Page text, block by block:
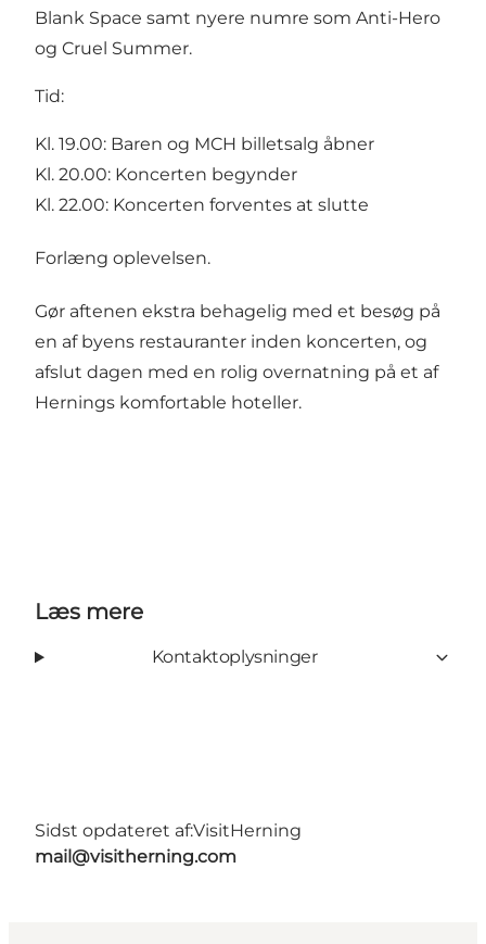
Blank Space samt nyere numre som Anti-Hero
og Cruel Summer.
Tid:
Kl. 19.00: Baren og MCH billetsalg åbner
Kl. 20.00: Koncerten begynder
Kl. 22.00: Koncerten forventes at slutte
Forlæng oplevelsen.
Gør aftenen ekstra behagelig med et besøg på
en af byens restauranter inden koncerten, og
afslut dagen med en rolig overnatning på et af
Hernings komfortable hoteller.
Læs mere
Kontaktoplysninger
Sidst opdateret af:VisitHerning
mail@visitherning.com